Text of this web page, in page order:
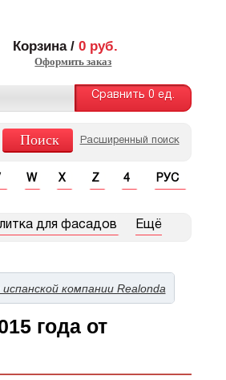
Корзина /0 руб.
Оформить заказ
Сравнить 0 ед.
Расширенный поиск
W X Z 4 РУС
для фасадов Ещё
компании Realonda
года от